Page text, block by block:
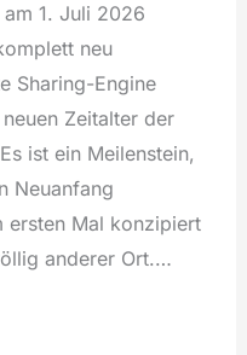
1. Juli 2026
neu
Sharing-Engine
Zeitalter der
ist ein Meilenstein,
Neuanfang
ersten Mal konzipiert
anderer Ort.…